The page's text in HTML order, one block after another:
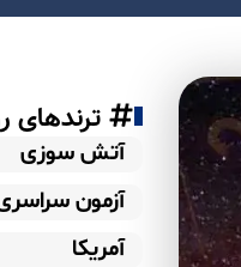
ترندهای
آتش سوزی
آزمون
آمریکا